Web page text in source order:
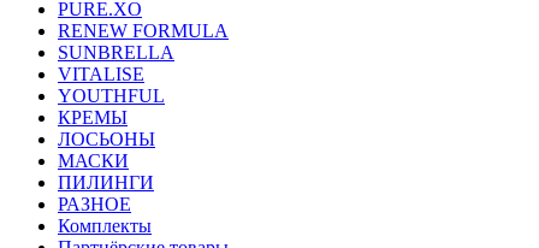
PURE.XO
RENEW FORMULA
SUNBRELLA
VITALISE
YOUTHFUL
КРЕМЫ
ЛОСЬОНЫ
МАСКИ
ПИЛИНГИ
РАЗНОЕ
Комплекты